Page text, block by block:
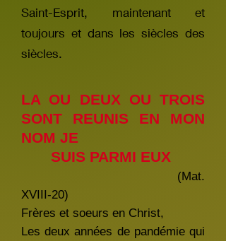
Saint-Esprit, maintenant et
toujours et dans les siècles des
siècles.
LA OU DEUX OU TROIS
SONT REUNIS EN MON
NOM JE
SUIS PARMI EUX
(Mat.
XVIII-20)
Frères et soeurs en Christ,
Les deux années de pandémie qui